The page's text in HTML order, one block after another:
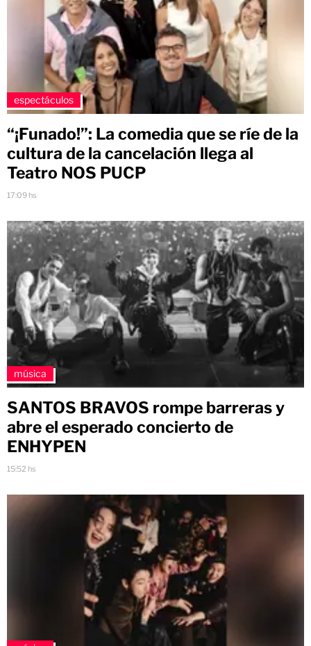
espectáculos
“¡Funado!”: La comedia que se ríe de la
cultura de la cancelación llega al
Teatro NOS PUCP
17:09 hs
música
SANTOS BRAVOS rompe barreras y
abre el esperado concierto de
ENHYPEN
15:52 hs